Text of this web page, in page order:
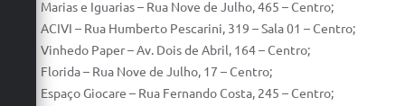
Marias e Iguarias – Rua Nove de Julho, 465 – Centro;
ACIVI – Rua Humberto Pescarini, 319 – Sala 01 – Centro;
Vinhedo Paper – Av. Dois de Abril, 164 – Centro;
Florida – Rua Nove de Julho, 17 – Centro;
Espaço Giocare – Rua Fernando Costa, 245 – Centro;